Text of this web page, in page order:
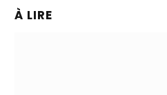
À LIRE